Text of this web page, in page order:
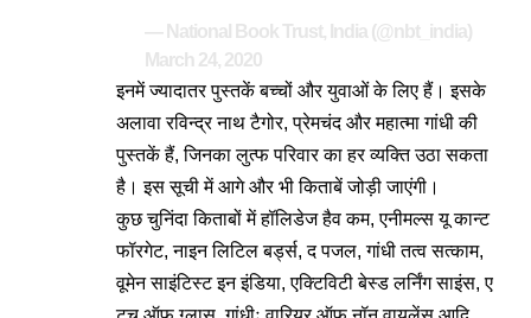
— National Book Trust, India (@nbt_india)
March 24, 2020
इनमें ज्यादातर पुस्तकें बच्चों और युवाओं के लिए हैं। इसके
अलावा रविन्द्र नाथ टैगोर, प्रेमचंद और महात्मा गांधी की
पुस्तकें हैं, जिनका लुत्फ परिवार का हर व्यक्ति उठा सकता
है। इस सूची में आगे और भी किताबें जोड़ी जाएंगी।
कुछ चुनिंदा किताबों में हॉलिडेज हैव कम, एनीमल्स यू कान्ट
फॉरगेट, नाइन लिटिल बर्ड्स, द पजल, गांधी तत्व सत्काम,
वूमेन साइंटिस्ट इन इंडिया, एक्टिविटी बेस्ड लर्निंग साइंस, ए